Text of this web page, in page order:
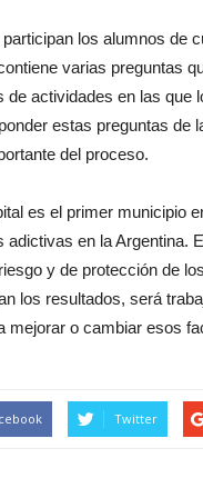
los alumnos de
varias preguntas
de actividades en las
estas preguntas de
del proceso.
es el primer municipio
en la Argentina.
y de protección de
los resultados, será
mejorar o cambiar esos
Twitter